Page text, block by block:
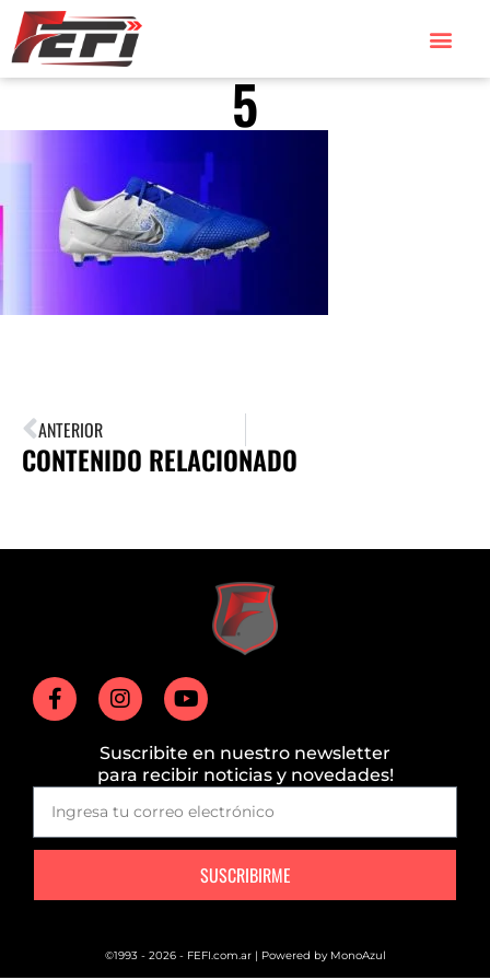
5
ANTERIOR
CONTENIDO RELACIONADO
Suscribite en nuestro newsletter
para recibir noticias y novedades!
SUSCRIBIRME
©1993 - 2026 - FEFI.com.ar | Powered by MonoAzul